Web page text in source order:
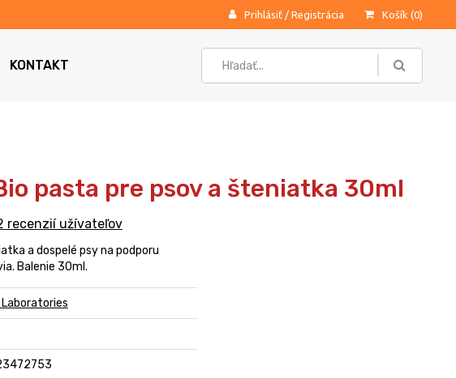
Prihlásiť / Registrácia Košík (0)
KONTAKT
pasta pre psov a šteniatka 30ml
recenzií užívateľov
a dospelé psy na podporu
Balenie 30ml.
Laboratories